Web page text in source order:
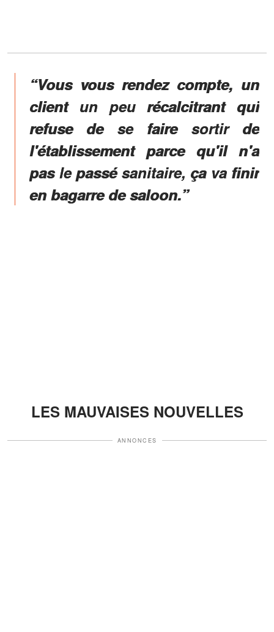
“Vous vous rendez compte, un
client un peu récalcitrant qui
refuse de se faire sortir de
l'établissement parce qu'il n'a
pas le passé sanitaire, ça va finir
en bagarre de saloon.”
LES MAUVAISES NOUVELLES
ANNONCES